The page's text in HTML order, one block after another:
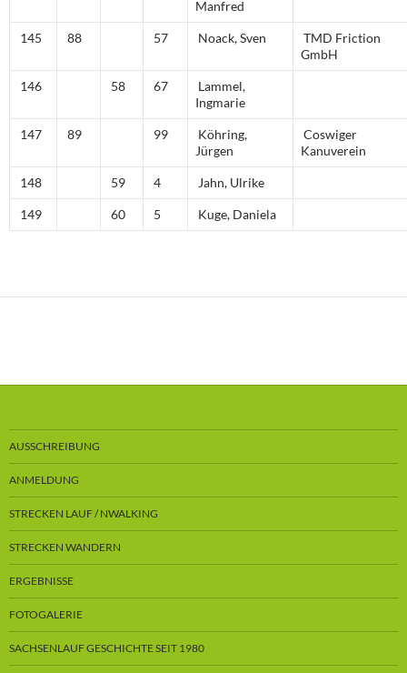
Manfred
145 88 57 Noack, Sven
TMD Friction
GmbH
146 58 67
Lammel,
Ingmarie
147 89 99
Köhring,
Jürgen
Coswiger
Kanuverein
148 59 4 Jahn, Ulrike
149 60 5 Kuge, Daniela
AUSSCHREIBUNG
ANMELDUNG
STRECKEN LAUF / NWALKING
STRECKEN WANDERN
ERGEBNISSE
FOTOGALERIE
SACHSENLAUF GESCHICHTE SEIT 1980